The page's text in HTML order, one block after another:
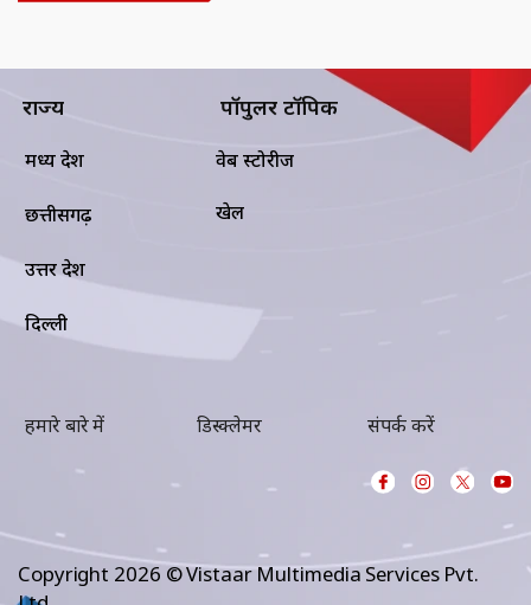
राज्य
मध्य प्रदेश
छत्तीसगढ़
उत्तर प्रदेश
दिल्ली
पॉपुलर टॉपिक
वेब स्टोरीज
खेल
हमारे बारे में डिस्क्लेमर संपर्क करें
Copyright 2026 © Vistaar Multimedia Services Pvt.